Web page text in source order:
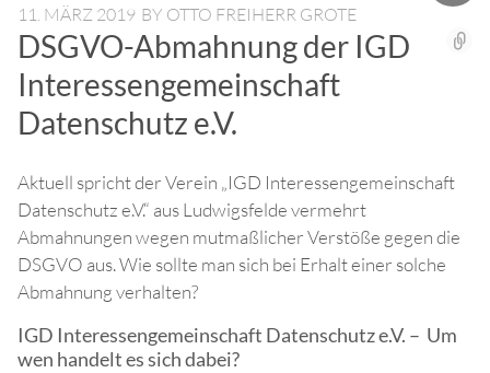
Medienrecht.
gewerbl.
Rechtsschutz.
11. MÄRZ 2019 BY OTTO FREIHERR GROTE
DSGVO-Abmahnung der IGD
Interessengemeinschaft
Datenschutz e.V.
Aktuell spricht der Verein „IGD Interessengemeinschaft
Datenschutz e.V.“ aus Ludwigsfelde vermehrt
Abmahnungen wegen mutmaßlicher Verstöße gegen die
DSGVO aus. Wie sollte man sich bei Erhalt einer solche
Abmahnung verhalten?
IGD Interessengemeinschaft Datenschutz e.V. – Um
wen handelt es sich dabei?